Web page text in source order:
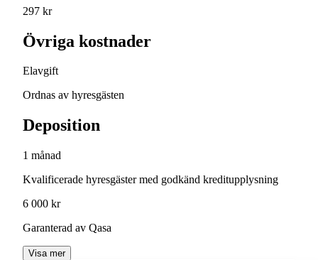
297 kr
Övriga kostnader
Elavgift
Ordnas av hyresgästen
Deposition
1 månad
Kvalificerade hyresgäster med godkänd kreditupplysning
6 000 kr
Garanterad av Qasa
Visa mer